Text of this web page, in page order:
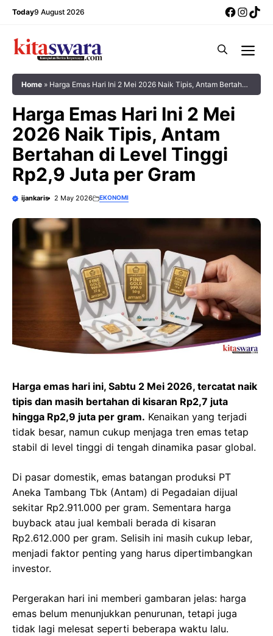
Skip
content
Today9 August 2026
Home » Harga Emas Hari Ini 2 Mei 2026 Naik Tipis, Antam Bertahan
Harga Emas Hari Ini 2 Mei
2026 Naik Tipis, Antam
Bertahan di Level Tinggi
Rp2,9 Juta per Gram
ijankaris 2 May 2026 EKONOMI
Harga emas hari ini, Sabtu 2 Mei 2026, tercatat naik
tipis dan masih bertahan di kisaran Rp2,7 juta
hingga Rp2,9 juta per gram. Kenaikan yang terjadi
tidak besar, namun cukup menjaga tren emas tetap
stabil di level tinggi di tengah dinamika pasar global.
Di pasar domestik, emas batangan produksi PT
Aneka Tambang Tbk (Antam) di Pegadaian dijual
sekitar Rp2.911.000 per gram. Sementara harga
buyback atau jual kembali berada di kisaran
Rp2.612.000 per gram. Selisih ini masih cukup lebar,
menjadi faktor penting yang harus dipertimbangkan
investor.
Pergerakan hari ini memberi gambaran jelas: harga
emas belum menunjukkan penurunan, tetapi juga
tidak lagi melesat seperti beberapa waktu lalu.